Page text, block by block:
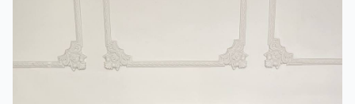
КИНОСЪЕМКА